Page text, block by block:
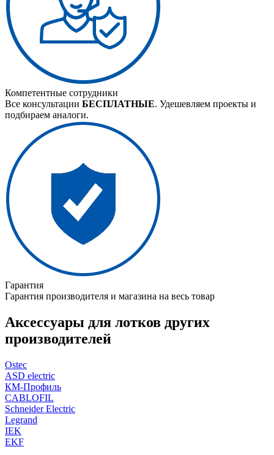
Компетентные сотрудники
Все консультации БЕСПЛАТНЫЕ. Удешевляем проекты и
подбираем аналоги.
Гарантия
Гарантия производителя и магазина на весь товар
Аксессуары для лотков других
производителей
Ostec
ASD electric
КМ-Профиль
CABLOFIL
Schneider Electric
Legrand
IEK
EKF